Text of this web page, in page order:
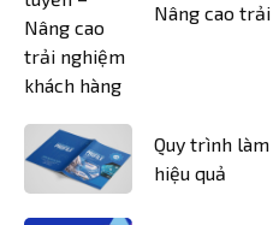
Nâng cao
Quy trình
hiệu quả